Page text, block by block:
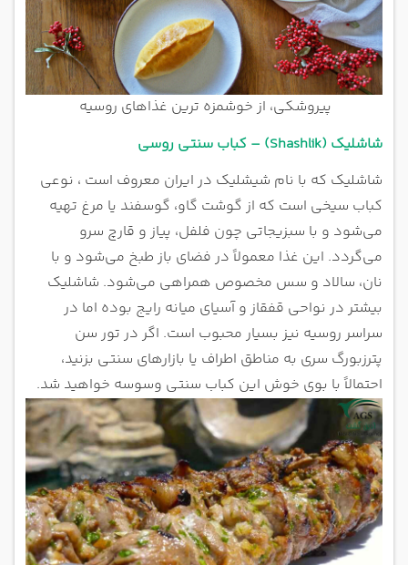
پیروشکی، از خوشمزه ترین غذاهای روسیه
شاشلیک (Shashlik) – کباب سنتی روسی
شاشلیک که با نام شیشلیک در ایران معروف است ، نوعی
کباب سیخی است که از گوشت گاو، گوسفند یا مرغ تهیه
می‌شود و با سبزیجاتی چون فلفل، پیاز و قارچ سرو
می‌گردد. این غذا معمولاً در فضای باز طبخ می‌شود و با
نان، سالاد و سس مخصوص همراهی می‌شود. شاشلیک
بیشتر در نواحی قفقاز و آسیای میانه رایج بوده اما در
سراسر روسیه نیز بسیار محبوب است. اگر در تور سن
پترزبورگ سری به مناطق اطراف یا بازارهای سنتی بزنید،
احتمالاً با بوی خوش این کباب سنتی وسوسه خواهید شد.